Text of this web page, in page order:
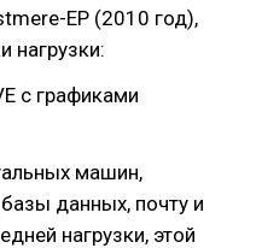
EP (2010 год),
нагрузки:
с графиками
машин,
данных, почту и
нагрузки, этой